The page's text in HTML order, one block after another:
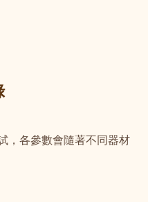
，各參數會隨著不同器材